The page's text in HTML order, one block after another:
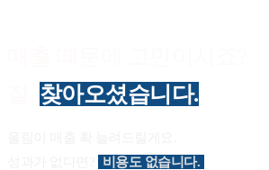
찾아오셨습니다.
비용도 없습니다.